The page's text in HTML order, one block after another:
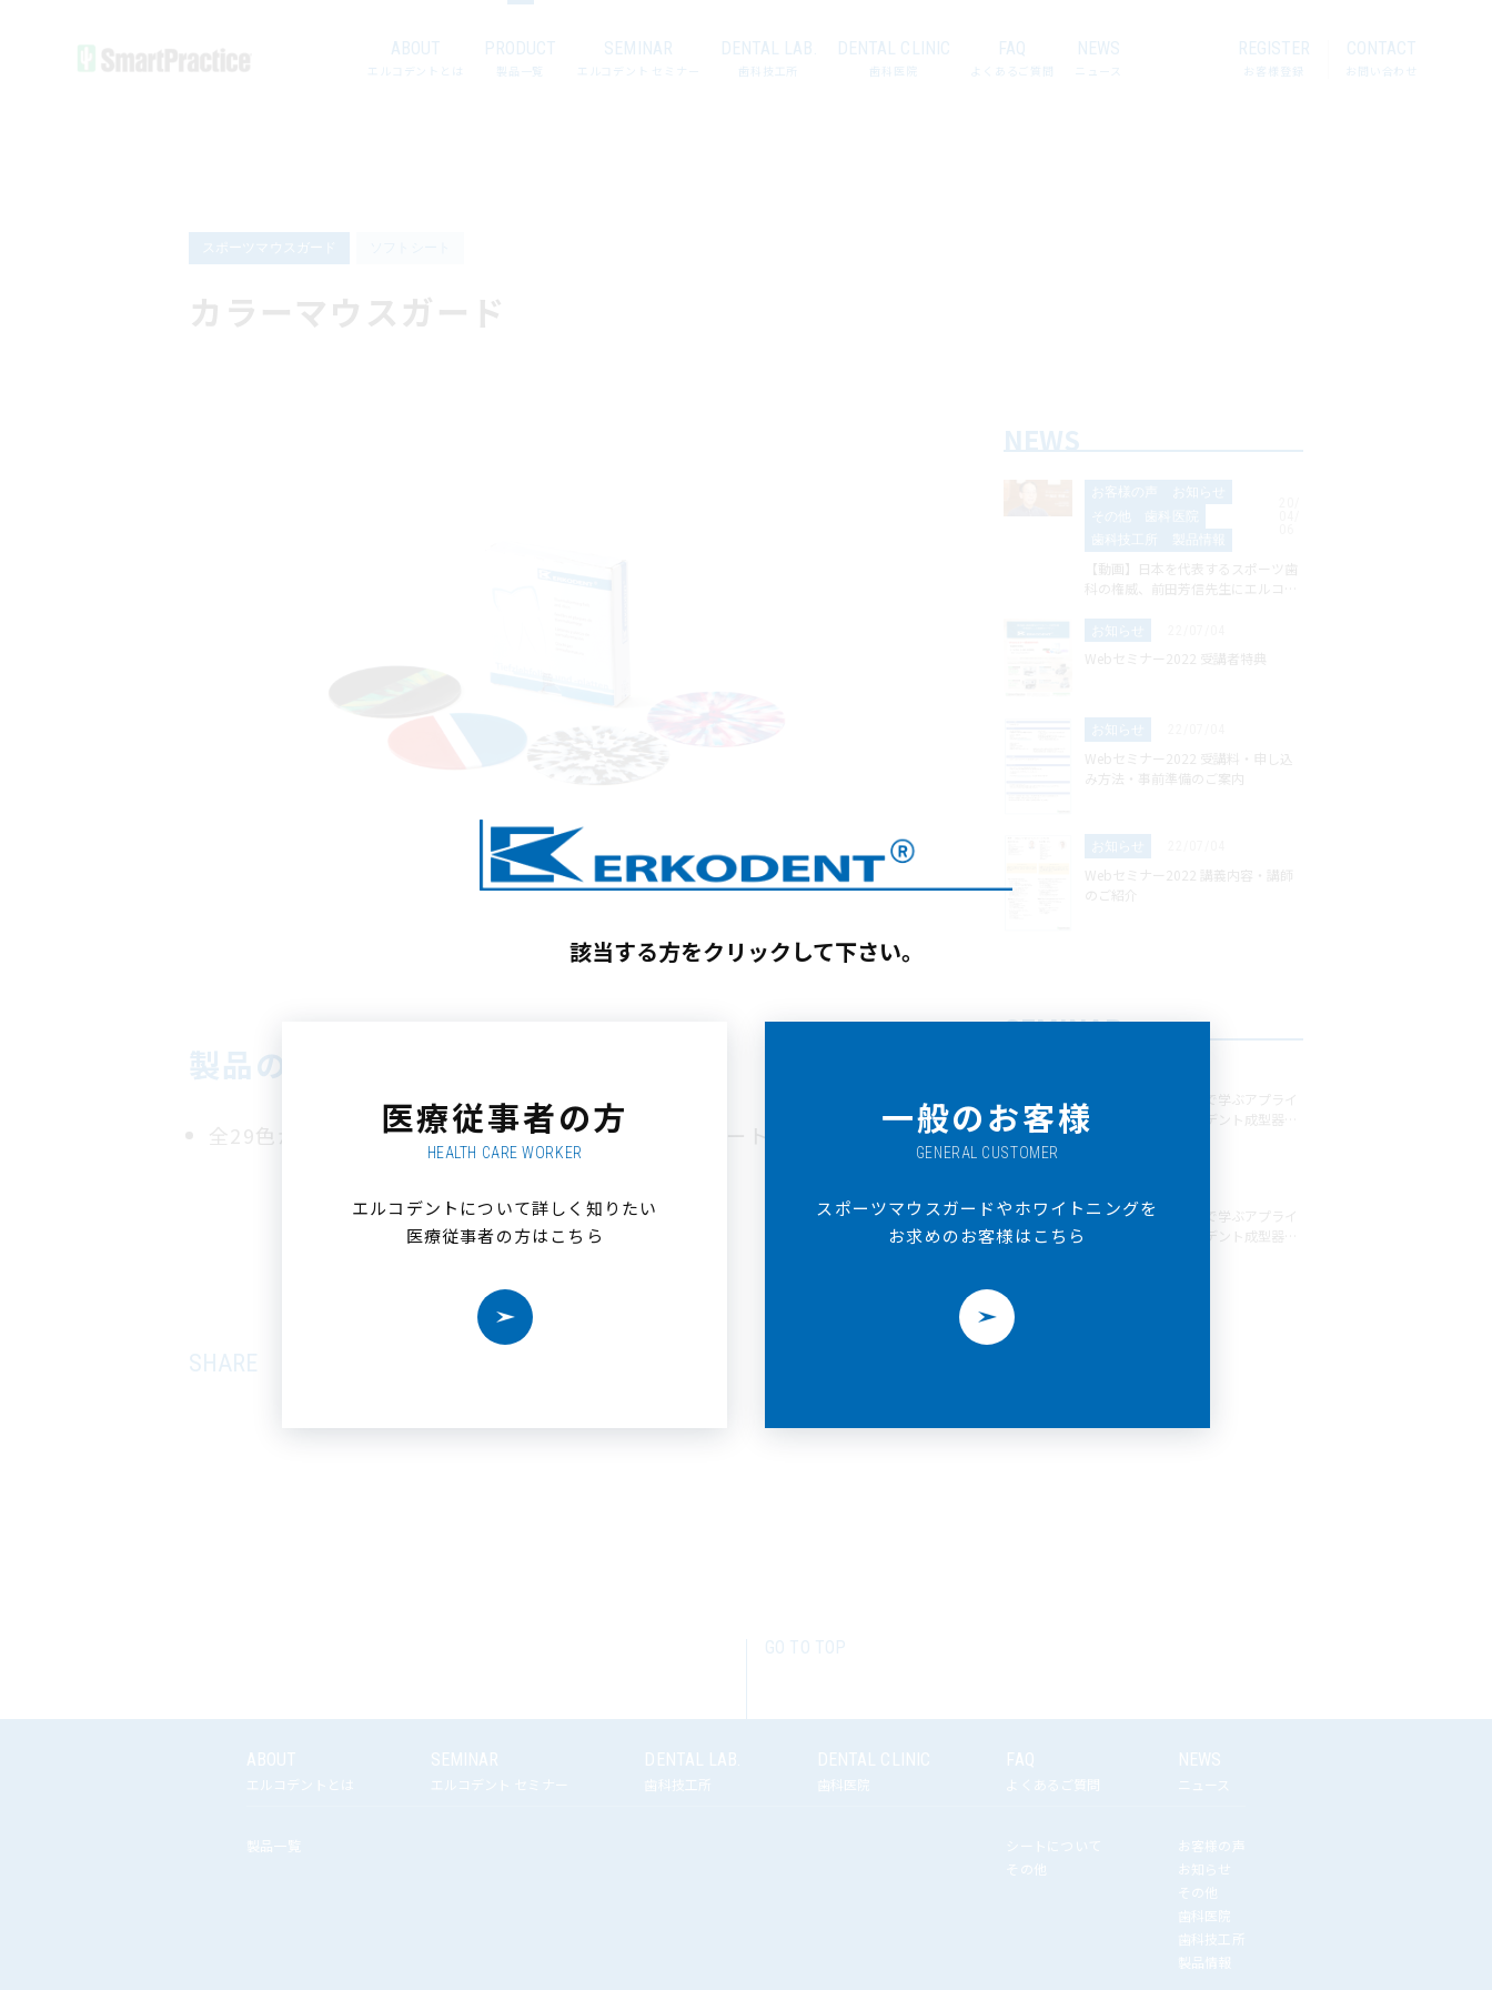
ABOUT
エルコデントとは
PRODUCT
製品一覧
SEMINAR
エルコデント セミナー
DENTAL LAB.
歯科技工所
DENTAL CLINIC
歯科医院
FAQ
よくあるご質問
NEWS
ニュース
REGISTER
お客様登録
CONTACT
お問い合わせ
スポーツマウスガード
製品の特徴
全29色から選択できるスポーツマウスガード用EVAシート
SHARE
ok
NEWS
お客様の声
お知らせ
その他
歯科医院
歯科技工所
お知らせ
お知らせ
お知らせ
SEMINAR
「初心者歓迎！実戦で学ぶアプライ
アンス製作」エルコデント成型器を
用いたハンズオンセミナー
「初心者歓迎！実戦で学ぶアプライ
GO TO TOP
ABOUT
エルコデントとは
製品一覧
SEMINAR
エルコデント セミナー
DENTAL LAB.
歯科技工所
DENTAL CLINIC
歯科医院
FAQ
よくあるご質問
シートについて
その他
NEWS
ニュース
お客様の声
お知らせ
その他
歯科医院
歯科技工所
製品情報
該当する方をクリックして下さい。
医療従事者の方
HEALTH CARE WORKER
エルコデントについて詳しく知りたい
医療従事者の方はこちら
＞
一般のお客様
GENERAL CUSTOMER
スポーツマウスガードやホワイトニングを
お求めのお客様はこちら
＞